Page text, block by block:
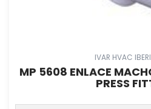
IVAR HVAC
MP 5608 ENLACE
PRESS